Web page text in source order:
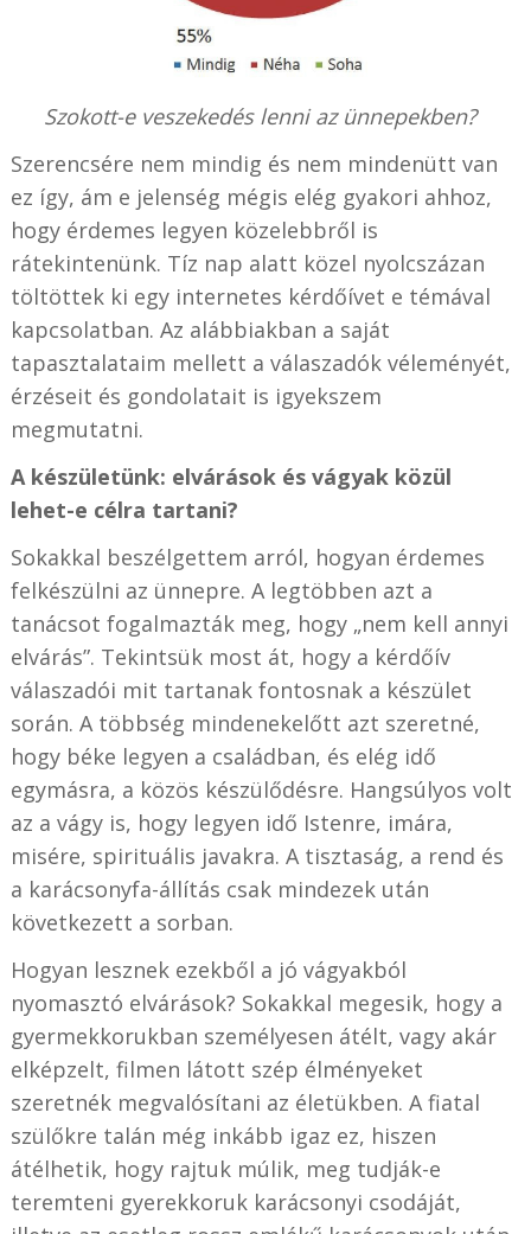
Szokott-e veszekedés lenni az ünnepekben?
Szerencsére nem mindig és nem mindenütt van
ez így, ám e jelenség mégis elég gyakori ahhoz,
hogy érdemes legyen közelebbről is
rátekintenünk. Tíz nap alatt közel nyolcszázan
töltöttek ki egy internetes kérdőívet e témával
kapcsolatban. Az alábbiakban a saját
tapasztalataim mellett a válaszadók véleményét,
érzéseit és gondolatait is igyekszem
megmutatni.
A készületünk: elvárások és vágyak közül
lehet-e célra tartani?
Sokakkal beszélgettem arról, hogyan érdemes
felkészülni az ünnepre. A legtöbben azt a
tanácsot fogalmazták meg, hogy „nem kell annyi
elvárás”. Tekintsük most át, hogy a kérdőív
válaszadói mit tartanak fontosnak a készület
során. A többség mindenekelőtt azt szeretné,
hogy béke legyen a családban, és elég idő
egymásra, a közös készülődésre. Hangsúlyos volt
az a vágy is, hogy legyen idő Istenre, imára,
misére, spirituális javakra. A tisztaság, a rend és
a karácsonyfa-állítás csak mindezek után
következett a sorban.
Hogyan lesznek ezekből a jó vágyakból
nyomasztó elvárások? Sokakkal megesik, hogy a
gyermekkorukban személyesen átélt, vagy akár
elképzelt, filmen látott szép élményeket
szeretnék megvalósítani az életükben. A fiatal
szülőkre talán még inkább igaz ez, hiszen
átélhetik, hogy rajtuk múlik, meg tudják-e
teremteni gyerekkoruk karácsonyi csodáját,